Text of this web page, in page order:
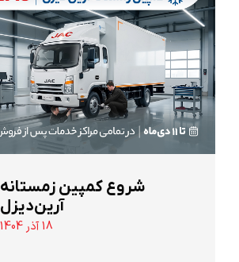
شروع کمپین زمستانه
آرین‌دیزل
18 آذر 1404